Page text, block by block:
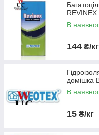
Найбільш
REVINEX
В
144 ₴/кг
домішка
В
15 ₴/кг